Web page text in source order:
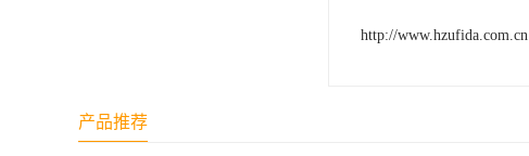
http://www.hzufida.com.cn
产品推荐